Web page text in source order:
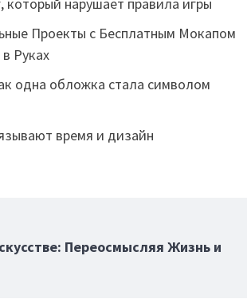
который нарушает правила игры
Проекты с Бесплатным Мокапом
Руках
одна обложка стала символом
время и дизайн
Переосмысляя Жизнь и